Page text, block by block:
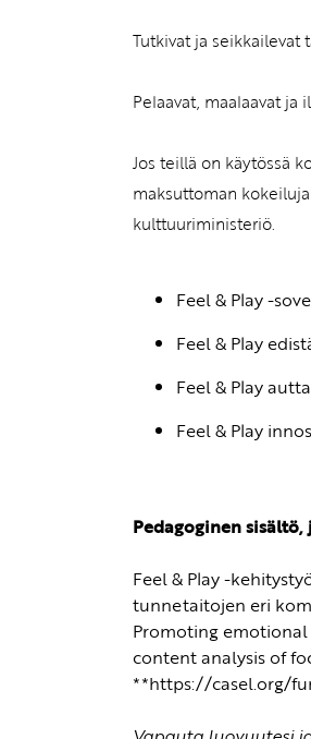
Tutkivat ja seikkailevat
Pelaavat, maalaavat
Jos teillä on käytössä
maksuttoman
kulttuuriministeriö.
Feel & Play -
Feel & Play
Feel & Play
Feel & Play
Pedagoginen
Feel & Play -
tunnetaitojen eri
Promoting
content analysis of
**https://casel.org/